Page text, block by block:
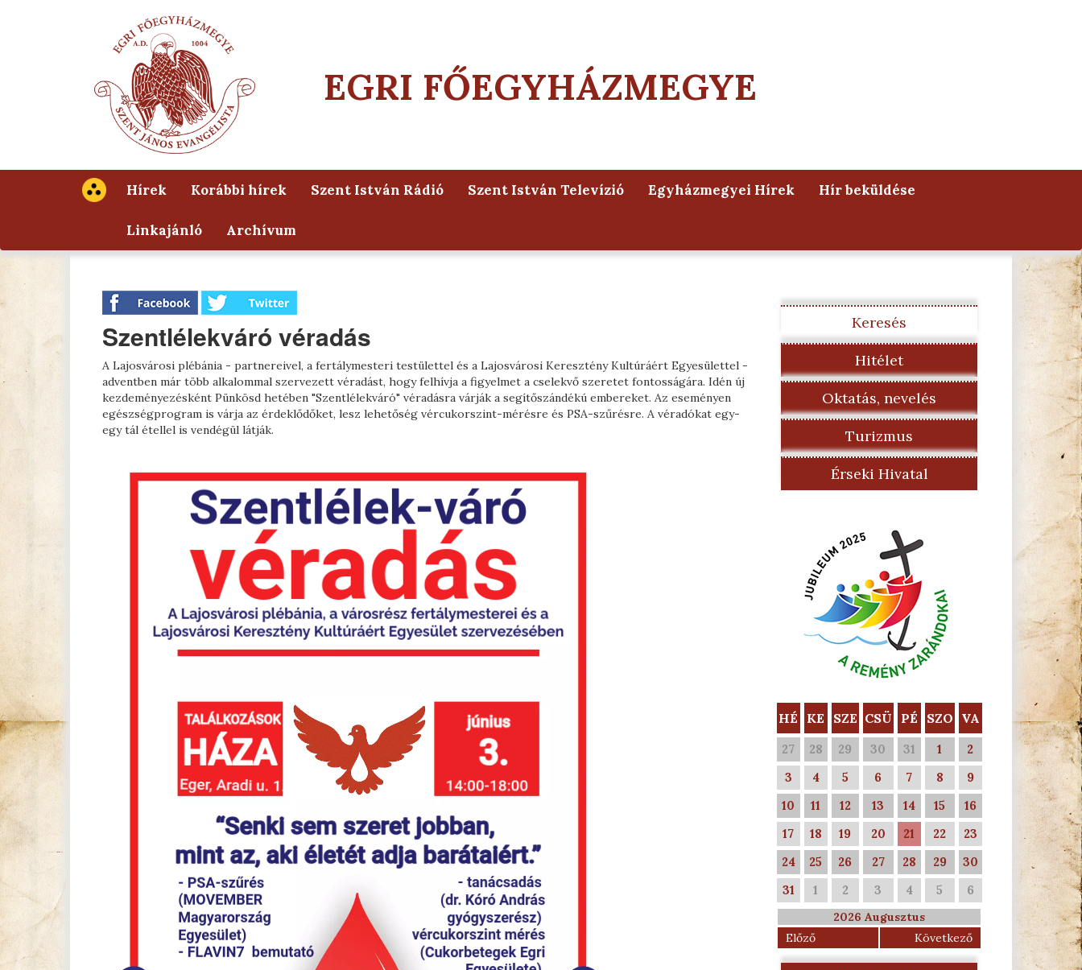
EGRI FŐEGYHÁZMEGYE
Hírek Korábbi hírek Szent István Rádió Szent István Televízió Egyházmegyei Hírek Hír beküldése
Linkajánló Archívum
Szentlélekváró véradás
A Lajosvárosi plébánia - partnereivel, a fertálymesteri testülettel és a Lajosvárosi Keresztény Kultúráért Egyesülettel -
adventben már több alkalommal szervezett véradást, hogy felhívja a figyelmet a cselekvő szeretet fontosságára. Idén új
kezdeményezésként Pünkösd hetében "Szentlélekváró" véradásra várják a segítőszándékú embereket. Az eseményen
egészségprogram is várja az érdeklődőket, lesz lehetőség vércukorszint-mérésre és PSA-szűrésre. A véradókat egy-
egy tál étellel is vendégül látják.
Keresés
Hitélet
Oktatás, nevelés
Turizmus
Érseki Hivatal
HÉ KE SZE CSÜ PÉ SZO VA
27 28 29 30 31 1
2
3
4 5 6 7 8
9
10
11 12 13 14 15
16
17
18 19 20 21 22
23
24
25 26 27 28 29
30
31
1 2 3 4 5 6
2026 Augusztus
Előző
Következő